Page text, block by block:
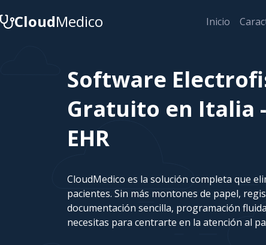
CloudMedico Inicio
Software
Gratuito en Italia
EHR
CloudMedico es la solución completa que
pacientes. Sin más montones de papel,
documentación sencilla, programación
necesitas para centrarte en la atención al